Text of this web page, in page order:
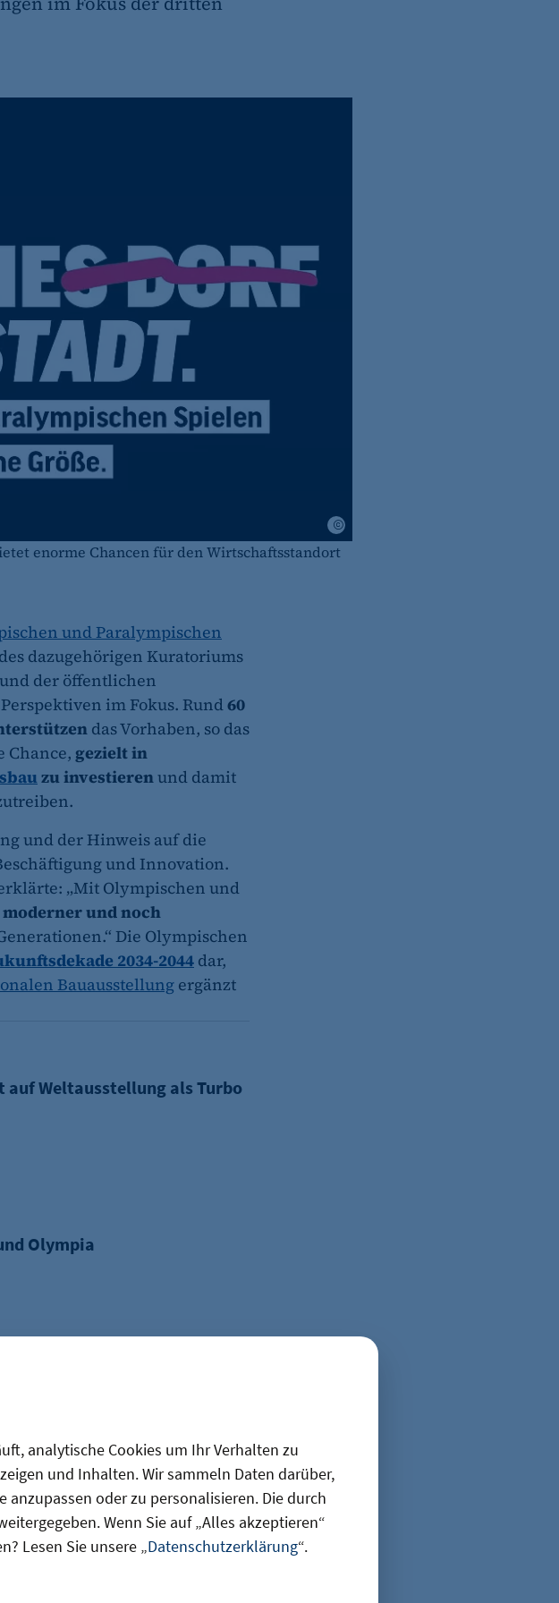
analytische Cookies um Ihr Verhalten zu
und Inhalten. Wir sammeln Daten darüber,
anzupassen oder zu personalisieren. Die durch
Wenn Sie auf „Alles akzeptieren“
Lesen Sie unsere „Datenschutzerklärung“.
enorme Chancen für den Wirtschaftsstandort
und Paralympischen
dazugehörigen Kuratoriums
der öffentlichen
im Fokus. Rund60
das Vorhaben, so das
Chance, gezielt in
zu investierenund damit
und der Hinweis auf die
und Innovation.
„Mit Olympischen und
und noch
Die Olympischen
2034-2044 dar,
Bauausstellungergänzt
auf Weltausstellung als Turbo
Olympia
auch Olympia als auch
Teilen